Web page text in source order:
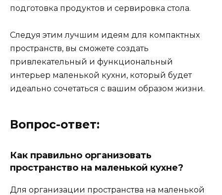
подготовка продуктов и сервировка стола.
Следуя этим лучшим идеям для компактных
пространств, вы сможете создать
привлекательный и функциональный
интерьер маленькой кухни, который будет
идеально сочетаться с вашим образом жизни.
Вопрос-ответ:
Как правильно организовать
пространство на маленькой кухне?
Для организации пространства на маленькой